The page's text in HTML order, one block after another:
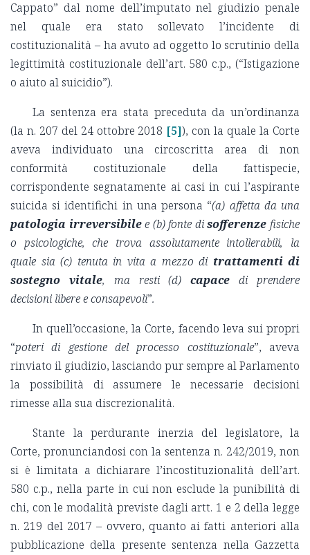
Cappato” dal nome dell’imputato nel giudizio penale
nel quale era stato sollevato l’incidente di
costituzionalità – ha avuto ad oggetto lo scrutinio della
legittimità costituzionale dell’art. 580 c.p., (“Istigazione
o aiuto al suicidio”).
La sentenza era stata preceduta da un’ordinanza
(la n. 207 del 24 ottobre 2018 [5]), con la quale la Corte
aveva individuato una circoscritta area di non
conformità costituzionale della fattispecie,
corrispondente segnatamente ai casi in cui l’aspirante
suicida si identifichi in una persona “(a) affetta da una
patologia irreversibilee (b) fonte disofferenzefisiche
o psicologiche, che trova assolutamente intollerabili, la
quale sia (c) tenuta in vita a mezzo di trattamenti di
sostegno vitale, ma resti (d)capacedi prendere
decisioni libere e consapevoli”.
In quell’occasione, la Corte, facendo leva sui propri
“poteri di gestione del processo costituzionale”, aveva
rinviato il giudizio, lasciando pur sempre al Parlamento
la possibilità di assumere le necessarie decisioni
rimesse alla sua discrezionalità.
Stante la perdurante inerzia del legislatore, la
Corte, pronunciandosi con la sentenza n. 242/2019, non
si è limitata a dichiarare l’incostituzionalità dell’art.
580 c.p., nella parte in cui non esclude la punibilità di
chi, con le modalità previste dagli artt. 1 e 2 della legge
n. 219 del 2017 – ovvero, quanto ai fatti anteriori alla
pubblicazione della presente sentenza nella Gazzetta